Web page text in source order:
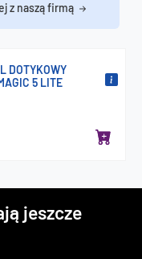
z naszą firmą
DOTYKOWY
5 LITE
jeszcze